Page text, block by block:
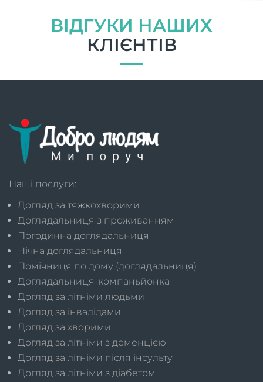
ВІДГУКИ НАШИХ
КЛІЄНТІВ
Наші послуги:
Догляд за тяжкохворими
Доглядальниця з проживанням
Погодинна доглядальниця
Нічна доглядальниця
Помічниця по дому (доглядальниця)
Доглядальниця-компаньйонка
Догляд за літніми людьми
Догляд за інвалідами
Догляд за хворими
Догляд за літніми з деменцією
Догляд за літніми після інсульту
Догляд за літніми з діабетом